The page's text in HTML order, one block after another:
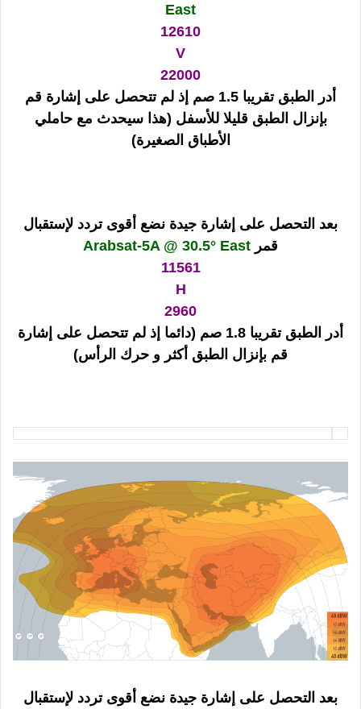
East
12610
V
22000
أدر الطبق تقريبا 1.5 صم إذ لم تتحصل على إشارة قم
بإنزال الطبق قليلا للأسفل (هذا سيحدث مع حاملي
الأطباق الصغيرة)
بعد التحصل على إشارة جيدة نضع أقوى تردد لإستقبال
قمر
11561
H
2960
أدر الطبق تقريبا 1.8 صم (دائما إذ لم تتحصل على إشارة
قم بإنزال الطبق أكثر و حرك الرأس)
بعد التحصل على إشارة جيدة نضع أقوى تردد لإستقبال